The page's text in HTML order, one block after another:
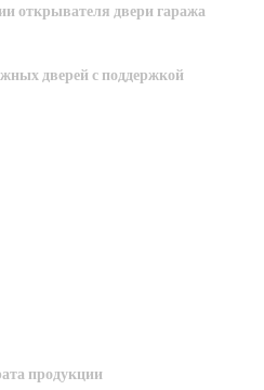
открывателя двери гаража
дверей с поддержкой
продукции